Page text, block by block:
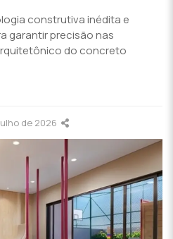
construtiva inédita e
garantir precisão nas
do concreto
de 2026